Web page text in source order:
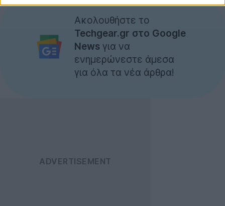
Ακολουθήστε το
Techgear.gr στο Google
News για να
ενημερώνεστε άμεσα
για όλα τα νέα άρθρα!